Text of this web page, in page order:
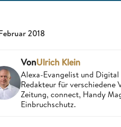
2018
VonUlrich Klein
Alexa-Evangelist und
Redakteur für verschiedene
Zeitung, connect, Handy
Einbruchschutz.